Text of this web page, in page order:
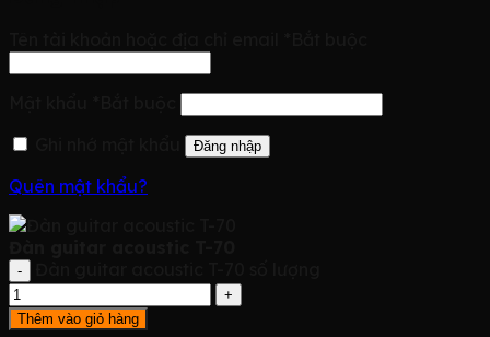
Đăng nhập
Quên mật khẩu?
Thêm vào giỏ hàng